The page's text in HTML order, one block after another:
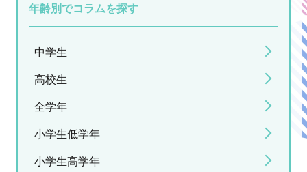
年齢別でコラムを探す
中学生
高校生
全学年
小学生低学年
小学生高学年